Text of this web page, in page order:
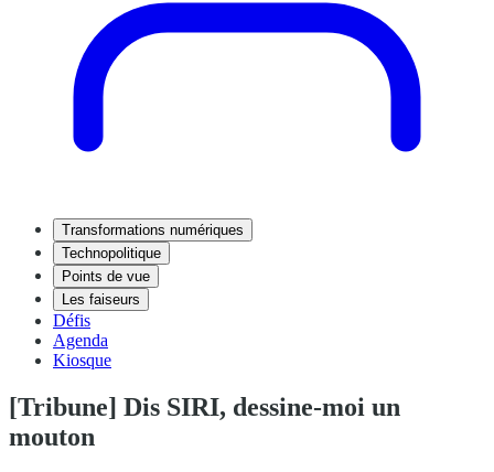
Transformations numériques
Technopolitique
Points de vue
Les faiseurs
Défis
Agenda
Kiosque
[Tribune] Dis SIRI, dessine-moi un
mouton